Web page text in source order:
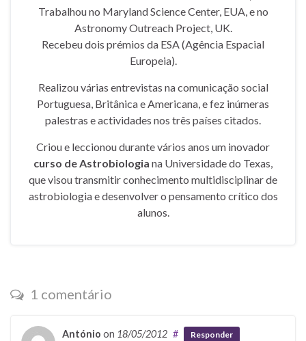
Trabalhou no Maryland Science Center, EUA, e no
Astronomy Outreach Project, UK.
Recebeu dois prémios da ESA (Agência Espacial
Europeia).
Realizou várias entrevistas na comunicação social
Portuguesa, Britânica e Americana, e fez inúmeras
palestras e actividades nos três países citados.
Criou e leccionou durante vários anos um inovador
curso de Astrobiologia na Universidade do Texas,
que visou transmitir conhecimento multidisciplinar de
astrobiologia e desenvolver o pensamento crítico dos
alunos.
1 comentário
António on 18/05/2012 # Responder